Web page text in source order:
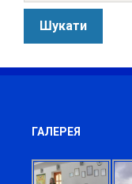
ГАЛЕРЕЯ